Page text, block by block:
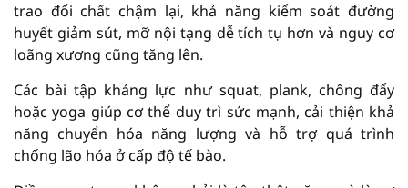
trao đổi chất chậm lại, khả năng kiểm soát đường
huyết giảm sút, mỡ nội tạng dễ tích tụ hơn và nguy cơ
loãng xương cũng tăng lên.
Các bài tập kháng lực như squat, plank, chống đẩy
hoặc yoga giúp cơ thể duy trì sức mạnh, cải thiện khả
năng chuyển hóa năng lượng và hỗ trợ quá trình
chống lão hóa ở cấp độ tế bào.